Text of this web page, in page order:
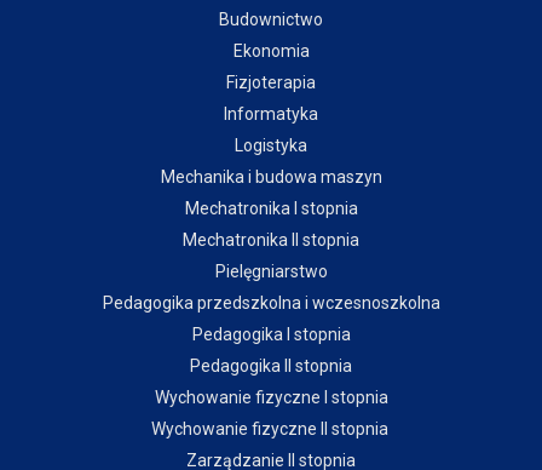
Budownictwo
Ekonomia
Fizjoterapia
Informatyka
Logistyka
Mechanika i budowa maszyn
Mechatronika I stopnia
Mechatronika II stopnia
Pielęgniarstwo
Pedagogika przedszkolna i wczesnoszkolna
Pedagogika I stopnia
Pedagogika II stopnia
Wychowanie fizyczne I stopnia
Wychowanie fizyczne II stopnia
Zarządzanie II stopnia